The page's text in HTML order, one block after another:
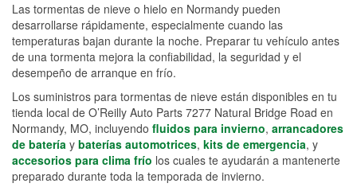
Las tormentas de nieve o hielo en Normandy pueden
desarrollarse rápidamente, especialmente cuando las
temperaturas bajan durante la noche. Preparar tu vehículo antes
de una tormenta mejora la confiabilidad, la seguridad y el
desempeño de arranque en frío.
Los suministros para tormentas de nieve están disponibles en tu
tienda local de O’Reilly Auto Parts 7277 Natural Bridge Road en
Normandy, MO, incluyendo fluidos para invierno, arrancadores
de batería y baterías automotrices, kits de emergencia, y
accesorios para clima frío los cuales te ayudarán a mantenerte
preparado durante toda la temporada de invierno.